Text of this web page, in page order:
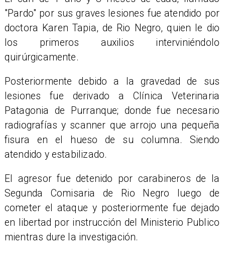
"Pardo" por sus graves lesiones fue atendido por
doctora Karen Tapia, de Rio Negro, quien le dio
los primeros auxilios interviniéndolo
quirúrgicamente.
​Posteriormente debido a la gravedad de sus
lesiones fue derivado a Clínica Veterinaria
Patagonia de Purranque; donde fue necesario
radiografías y scanner que arrojo una pequeña
fisura en el hueso de su columna. Siendo
atendido y estabilizado.
El agresor fue detenido por carabineros de la
Segunda Comisaria de Rio Negro luego de
cometer el ataque y posteriormente fue dejado
en libertad por instrucción del Ministerio Publico
mientras dure la investigación.